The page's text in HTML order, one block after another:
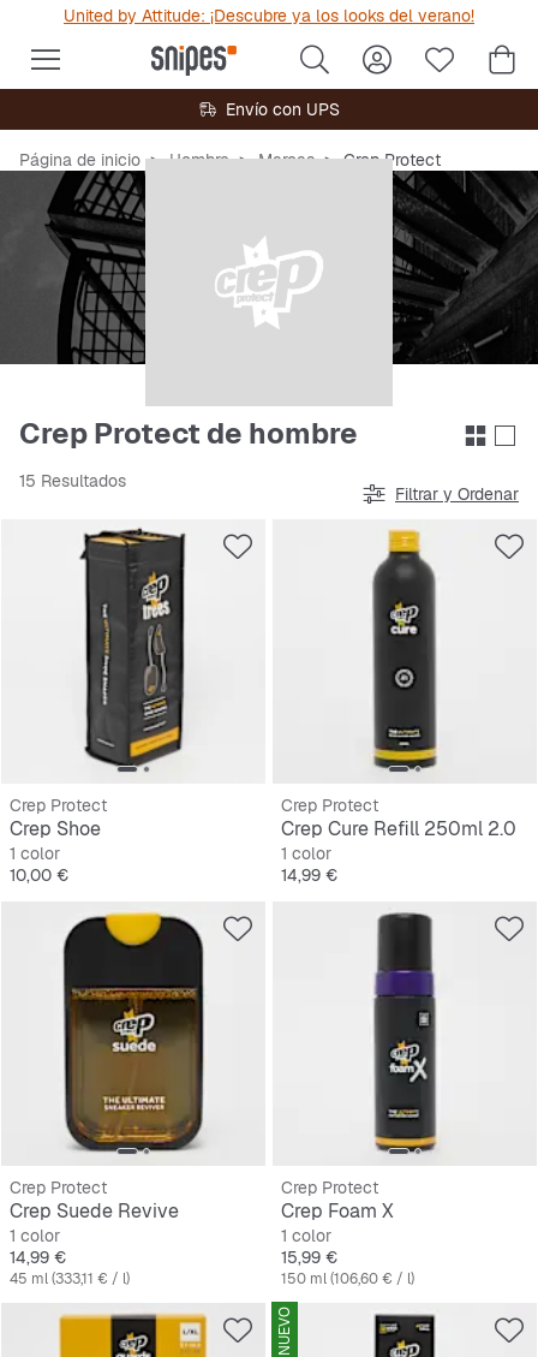
United by Attitude: ¡Descubre ya los looks del verano!
Envío con UPS
Página de inicio Hombre Marcas Crep Protect
Crep Protect de hombre
15 Resultados
Filtrar y Ordenar
Crep Protect
Crep Shoe
1 color
Precio
10,00 €
Crep Protect
Crep Cure Refill 250ml 2.0
1 color
Precio
14,99 €
Crep Protect
Crep Suede Revive
1 color
Precio
14,99 €
45 ml (333,11 € / l)
Crep Protect
Crep Foam X
1 color
Precio
15,99 €
150 ml (106,60 € / l)
NUEVO